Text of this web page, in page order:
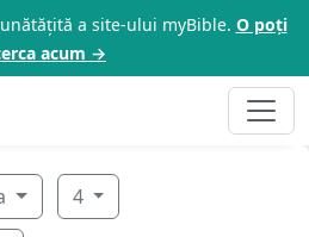
a site-ului myBible. O poți
acum →
4